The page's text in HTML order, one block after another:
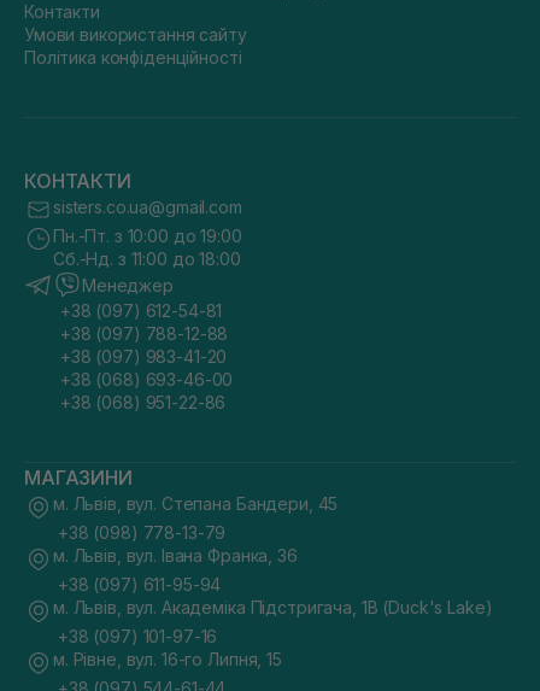
Контакти
Умови використання сайту
Політика конфіденційності
КОНТАКТИ
sisters.co.ua@gmail.com
Пн.-Пт. з 10:00 до 19:00
Сб.-Нд. з 11:00 до 18:00
Менеджер
+38 (097) 612-54-81
+38 (097) 788-12-88
+38 (097) 983-41-20
+38 (068) 693-46-00
+38 (068) 951-22-86
МАГАЗИНИ
м. Львів, вул. Степана Бандери, 45
+38 (098) 778-13-79
м. Львів, вул. Івана Франка, 36
+38 (097) 611-95-94
м. Львів, вул. Академіка Підстригача, 1В (Duck's Lake)
+38 (097) 101-97-16
м. Рівне, вул. 16-го Липня, 15